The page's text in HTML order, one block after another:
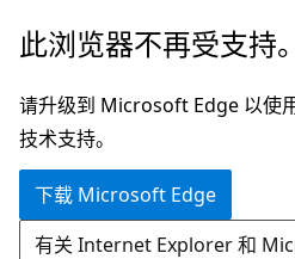
跳
主
要
内
此浏览器不再受支持。
请升级到 Microsoft Edge 以使
技术支持。
下载 Microsoft Edge
有关 Internet Explorer 和